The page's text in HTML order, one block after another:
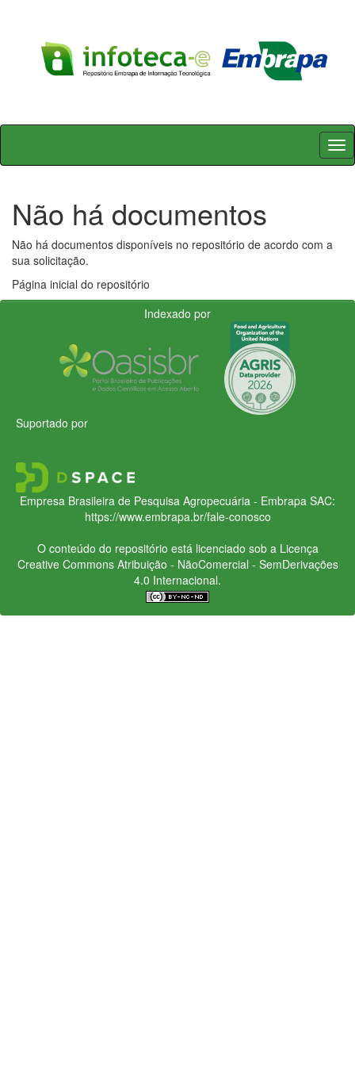
Skip
Não há documentos
Não há documentos disponíveis no repositório de acordo com a
sua solicitação.
Página inicial do repositório
Indexado por
Suportado por
Empresa Brasileira de Pesquisa Agropecuária - Embrapa SAC:
https://www.embrapa.br/fale-conosco
O conteúdo do repositório está licenciado sob a Licença
Creative CommonsAtribuição - NãoComercial - SemDerivações
4.0 Internacional.